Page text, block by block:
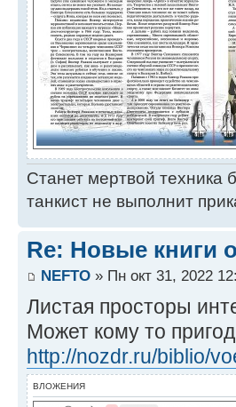
Станет мертвой техника
танкист не выполнит
Re: Новые книги
NEFTO » Пн окт 31, 2022
Листая просторы
Может кому то
http://nozdr.ru/biblio/
ВЛОЖЕНИЯ